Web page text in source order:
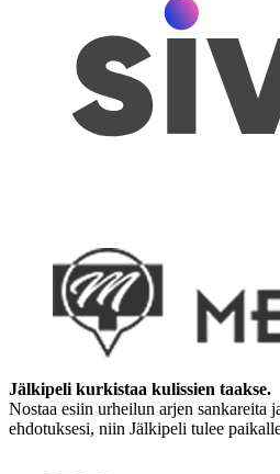
Jälkipeli kurkistaa kulissien taakse.
Nostaa esiin urheilun arjen
ehdotuksesi, niin Jälkipeli tulee